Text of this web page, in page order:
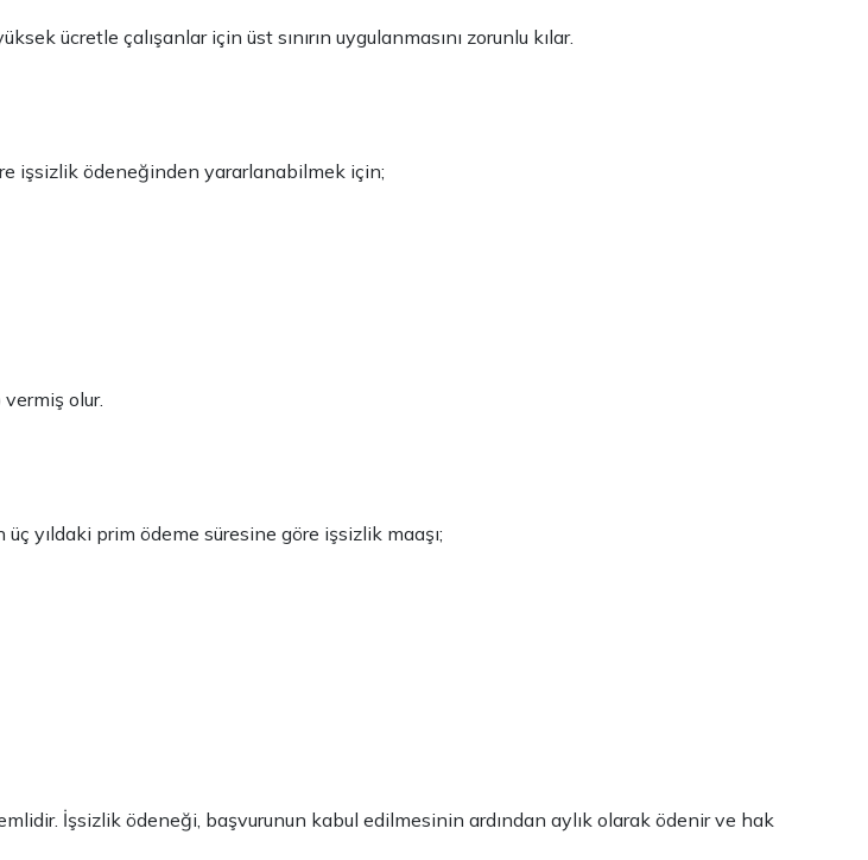
ücretle çalışanlar için üst sınırın uygulanmasını zorunlu kılar.
işsizlik ödeneğinden yararlanabilmek için;
olur.
yıldaki prim ödeme süresine göre işsizlik maaşı;
İşsizlik ödeneği, başvurunun kabul edilmesinin ardından aylık olarak ödenir ve hak